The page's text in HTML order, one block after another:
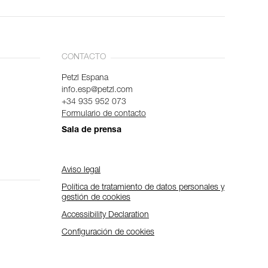
CONTACTO
Petzl Espana
info.esp@petzl.com
+34 935 952 073
Formulario de contacto
Sala de prensa
Aviso legal
Política de tratamiento de datos personales y
gestión de cookies
Accessibility Declaration
Configuración de cookies